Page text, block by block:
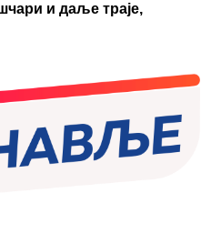
и даље траје,